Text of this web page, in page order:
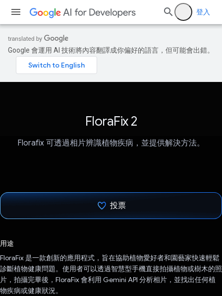
登入
Google 會運用 AI 技術將內容翻譯成你偏好的語言，但可能會出錯。
FloraFix 2
Florafix 可透過相片辨識植物疾病，並提供解決方法。
投票
用途
FloraFix 是一款創新的應用程式，旨在協助植物愛好者和園藝家快速輕鬆
診斷植物健康問題。使用者可以透過智慧型手機直接拍攝植物或樹木的照
片，拍攝完畢後，FloraFix 會利用 Gemini API 分析相片，並找出任何植
物疾病或健康狀況。